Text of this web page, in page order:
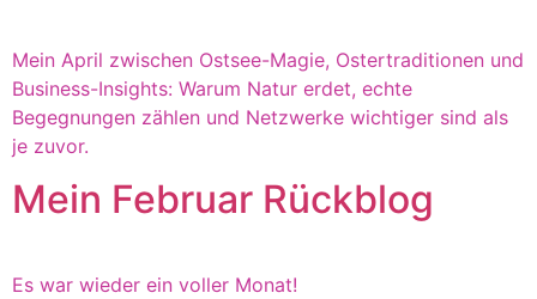
Mein April zwischen Ostsee-Magie, Ostertraditionen und
Business-Insights: Warum Natur erdet, echte
Begegnungen zählen und Netzwerke wichtiger sind als
je zuvor.
Mein Februar Rückblog
Es war wieder ein voller Monat!